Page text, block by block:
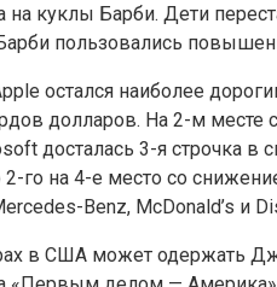
на куклы Барби. Дети
пользовались
остался наиболее
долларов. На 2-м месте
досталась 3-я строчка
го на 4-е место со
Benz, McDonald’s и
в США может одержать